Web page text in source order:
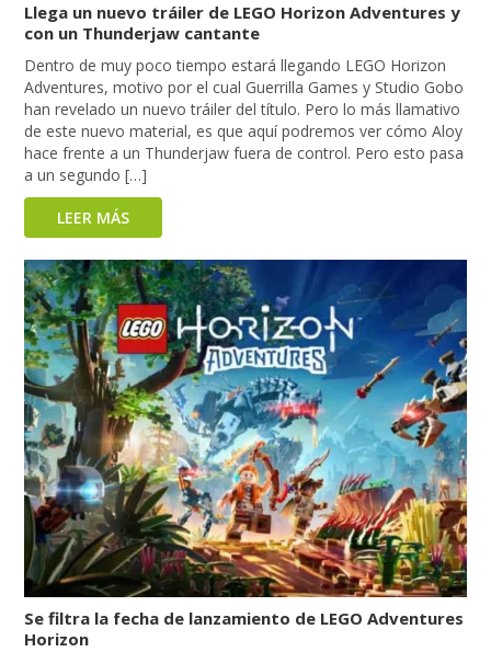
Llega un nuevo tráiler de LEGO Horizon Adventures y
con un Thunderjaw cantante
Dentro de muy poco tiempo estará llegando LEGO Horizon
Adventures, motivo por el cual Guerrilla Games y Studio Gobo
han revelado un nuevo tráiler del título. Pero lo más llamativo
de este nuevo material, es que aquí podremos ver cómo Aloy
hace frente a un Thunderjaw fuera de control. Pero esto pasa
a un segundo […]
LEER MÁS
Se filtra la fecha de lanzamiento de LEGO Adventures
Horizon